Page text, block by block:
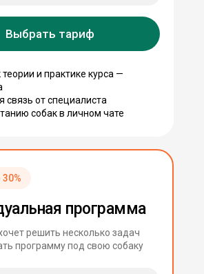
Выбрать тариф
и практике курса —
связь от специалиста
собак в личном чате
программа
решить несколько задач
программу под свою собаку